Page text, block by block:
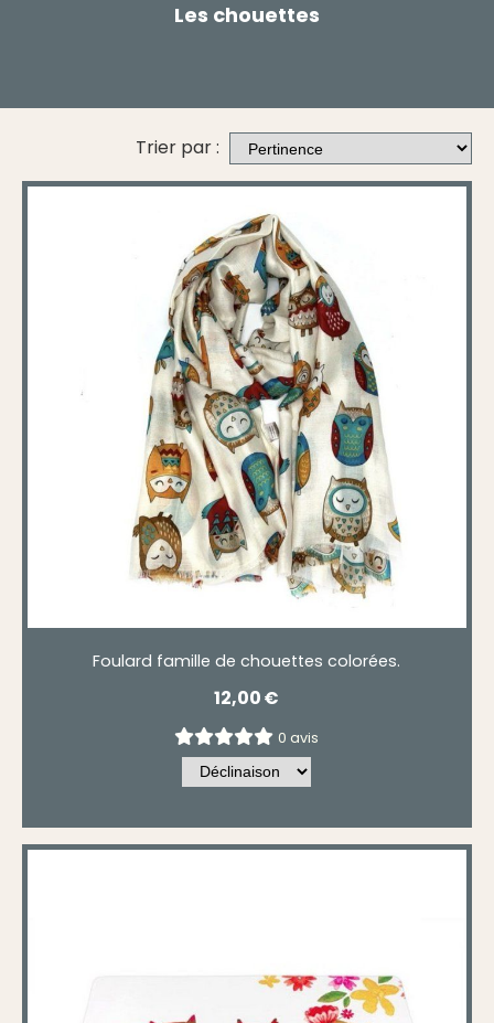
Les chouettes
Trier par :
Foulard famille de chouettes colorées.
12,00€
0 avis